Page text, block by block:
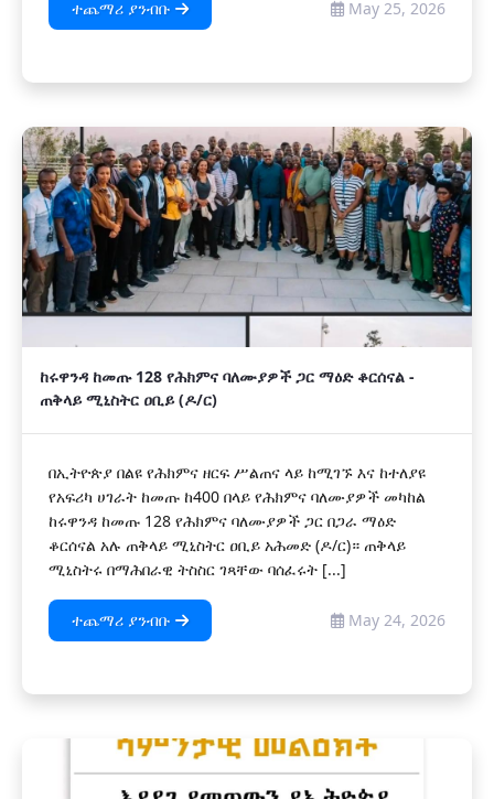
ተጨማሪ ያንብቡ May 25, 2026
ከሩዋንዳ ከመጡ 128 የሕክምና ባለሙያዎች ጋር ማዕድ ቆርሰናል -
ጠቅላይ ሚኒስትር ዐቢይ (ዶ/ር)
በኢትዮጵያ በልዩ የሕክምና ዘርፍ ሥልጠና ላይ ከሚገኙ እና ከተለያዩ
የአፍሪካ ሀገራት ከመጡ ከ400 በላይ የሕክምና ባለሙያዎች መካከል
ከሩዋንዳ ከመጡ 128 የሕክምና ባለሙያዎች ጋር በጋራ ማዕድ
ቆርሰናል አሉ ጠቅላይ ሚኒስትር ዐቢይ አሕመድ (ዶ/ር)። ጠቅላይ
ሚኒስትሩ በማሕበራዊ ትስስር ገጻቸው ባሰፈሩት [...]
ተጨማሪ ያንብቡ May 24, 2026